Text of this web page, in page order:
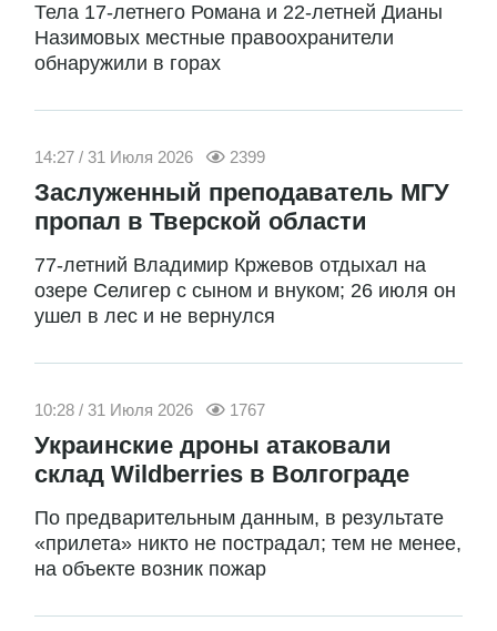
Тела 17-летнего Романа и 22-летней Дианы
Назимовых местные правоохранители
обнаружили в горах
14:27 / 31 Июля 2026 2399
Заслуженный преподаватель МГУ
пропал в Тверской области
77-летний Владимир Кржевов отдыхал на
озере Селигер с сыном и внуком; 26 июля он
ушел в лес и не вернулся
10:28 / 31 Июля 2026 1767
Украинские дроны атаковали
склад Wildberries в Волгограде
По предварительным данным, в результате
«прилета» никто не пострадал; тем не менее,
на объекте возник пожар